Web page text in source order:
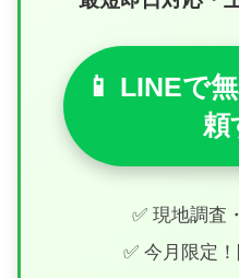
📱 LINEで
頼
✅ 現地調査
✅ 今月限定